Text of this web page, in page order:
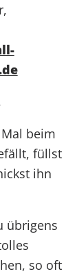
beim
füllst
ihn
übrigens
so oft